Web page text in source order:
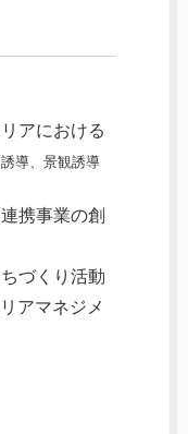
アにおける
誘導、景観誘導
携事業の創
づくり活動
アマネジメ